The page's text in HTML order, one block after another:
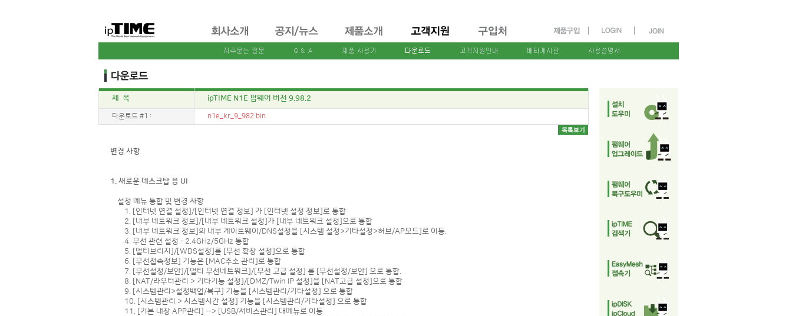
제 목 ipTIME N1E 펌웨어 버전 9.98.2
다운로드 #1 : n1e_kr_9_982.bin
변경 사항
1. 새로운 데스크탑 용 UI
설정 메뉴 통합 및 변경 사항
1. [인터넷 연결 설정]/[인터넷 연결 정보] 가 [인터넷 설정 정보]로 통합
2. [내부 네트워크 정보]/[내부 네트워크 설정]가 [내부 네트워크 설정]으로 통합
3. [내부 네트워크 정보]의 내부 게이트웨이/DNS설정을 [시스템 설정>기타설정>허브/AP모드]로 이동.
4. 무선 관련 설정 - 2.4GHz/5GHz 통합
5. [멀티브리지]/[WDS설정]를 [무선 확장 설정]으로 통합
6. [무선접속정보] 기능은 [MAC주소 관리]로 통합
7. [무선설정/보안]/[멀티 무선네트워크]/[무선 고급 설정] 를 [무선설정/보안] 으로 통합.
8. [NAT/라우터관리 > 기타기능 설정]/[DMZ/Twin IP 설정]을 [NAT고급 설정]으로 통합
9. [시스템관리>설정백업/복구] 기능을 [시스템관리/기타설정] 으로 통합
10. [시스템관리 > 시스템시간 설정] 기능을 [시스템관리/기타설정] 으로 통합
11. [기본 내장 APP관리] --> [USB/서비스관리] 대메뉴로 이동